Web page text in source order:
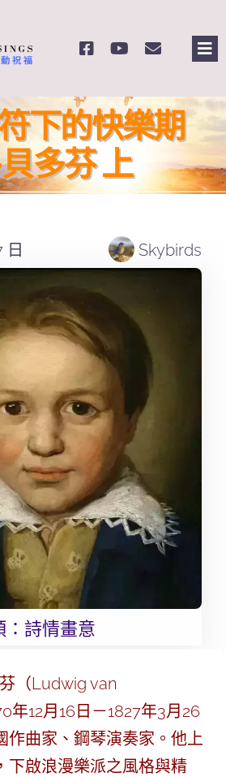
下的快樂期
多芬 上
日 Skybirds
：詩情畫意
芬（Ludwig van
年12月16日－1827年3月26
作曲家、鋼琴演奏家。他上
下啟浪漫樂派之風格與精